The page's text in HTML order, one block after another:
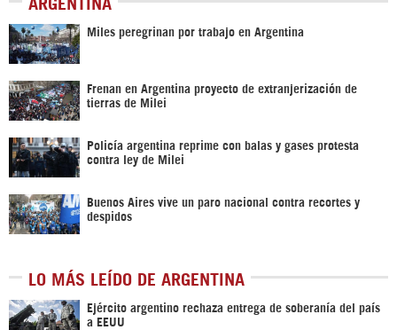
ARGENTINA
Miles peregrinan por trabajo en Argentina
Frenan en Argentina proyecto de extranjerización de
tierras de Milei
Policía argentina reprime con balas y gases protesta
contra ley de Milei
Buenos Aires vive un paro nacional contra recortes y
despidos
LO MÁS LEÍDO DE ARGENTINA
Ejército argentino rechaza entrega de soberanía del país
a EEUU